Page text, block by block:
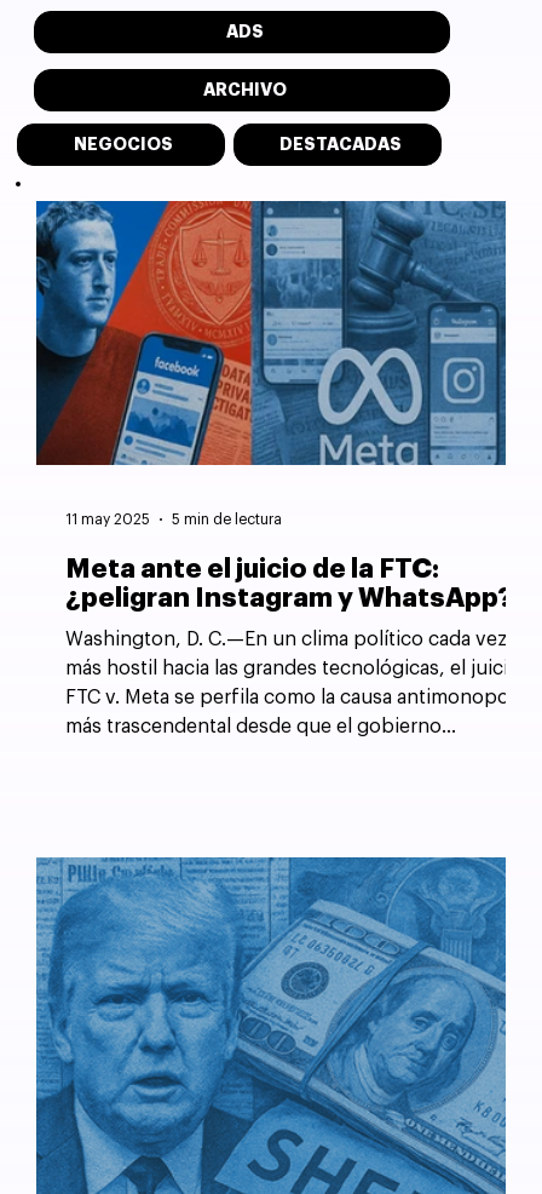
ADS
ARCHIVO
NEGOCIOS DESTACADAS
Meta ante el juicio de la FTC:
¿peligran Instagram y WhatsApp?
Washington, D. C.—En un clima político cada vez
más hostil hacia las grandes tecnológicas, el juicio
FTC v. Meta se perfila como la causa antimonopolio
más trascendental desde que el gobierno
11 may 2025 5 min de lectura